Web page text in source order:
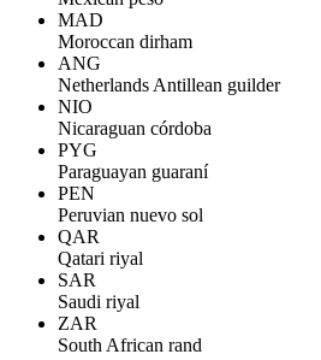
MAD
Moroccan dirham
ANG
Netherlands Antillean guilder
NIO
Nicaraguan córdoba
PYG
Paraguayan guaraní
PEN
Peruvian nuevo sol
QAR
Qatari riyal
SAR
Saudi riyal
ZAR
South African rand